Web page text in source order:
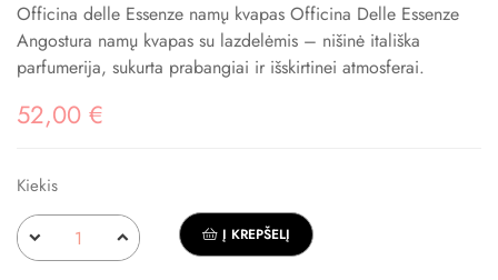
Officina delle Essenze namų kvapas Officina Delle Essenze
Angostura namų kvapas su lazdelėmis – nišinė itališka
parfumerija, sukurta prabangiai ir išskirtinei atmosferai.
52,00 €
Kiekis
Į KREPŠELĮ